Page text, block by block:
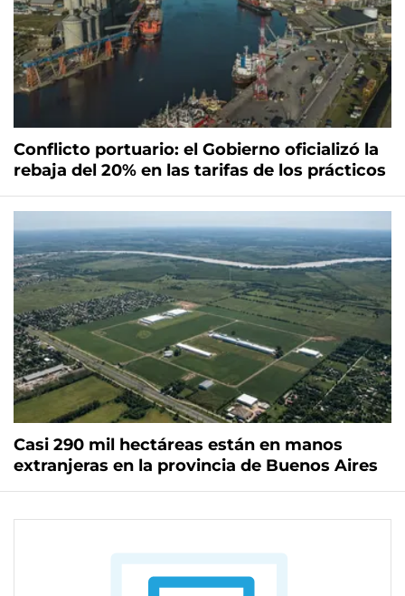
Conflicto portuario: el Gobierno oficializó la
rebaja del 20% en las tarifas de los prácticos
Casi 290 mil hectáreas están en manos
extranjeras en la provincia de Buenos Aires